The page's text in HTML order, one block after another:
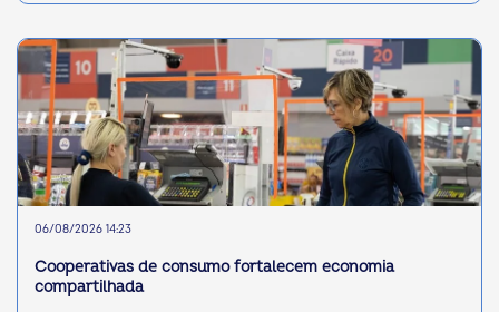
06/08/2026 14:23
Cooperativas de consumo fortalecem economia
compartilhada